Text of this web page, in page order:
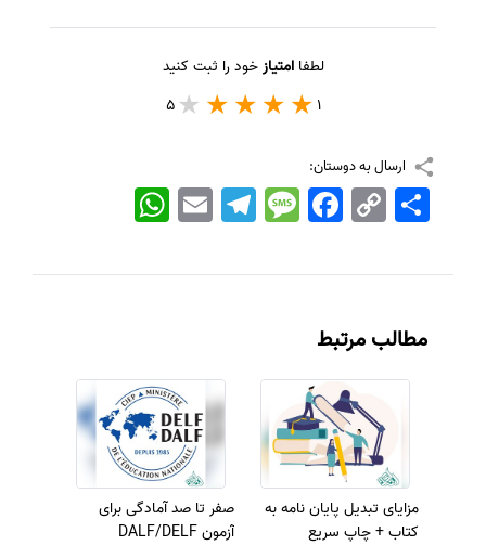
لطفاامتیازخود را ثبت کنید
1
5
ارسال به دوستان:
WhatsApp EmailTelegramMessageFacebook Copy
Link
اشتراک
مطالب مرتبط
مزایای تبدیل پایان نامه به
کتاب + چاپ سریع
صفر تا صد آمادگی برای
آزمون DALF/DELF